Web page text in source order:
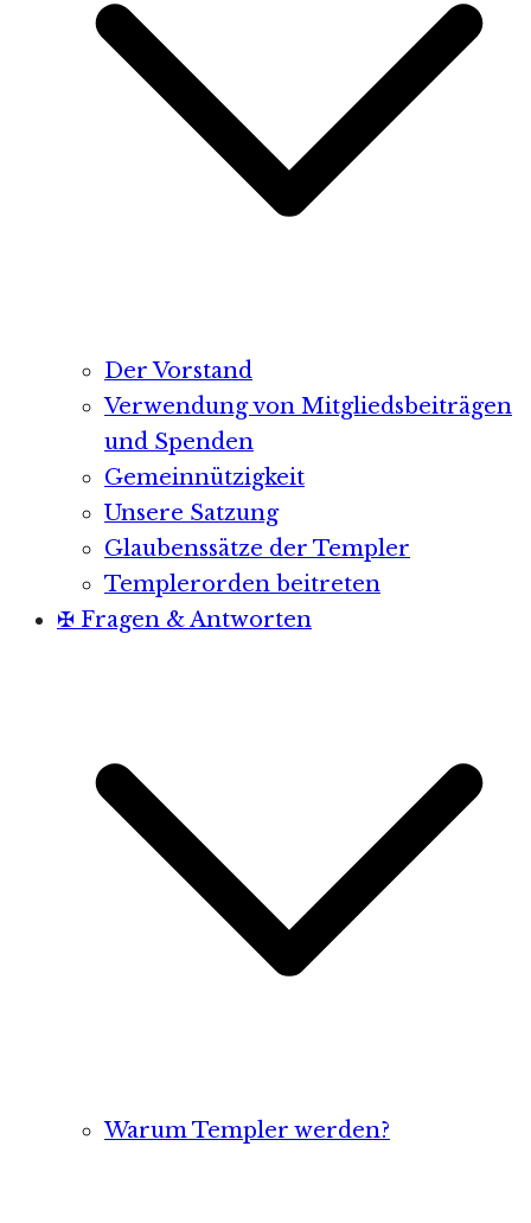
Der Vorstand
Verwendung von Mitgliedsbeiträgen
und Spenden
Gemeinnützigkeit
Unsere Satzung
Glaubenssätze der Templer
Templerorden beitreten
✠ Fragen & Antworten
Warum Templer werden?